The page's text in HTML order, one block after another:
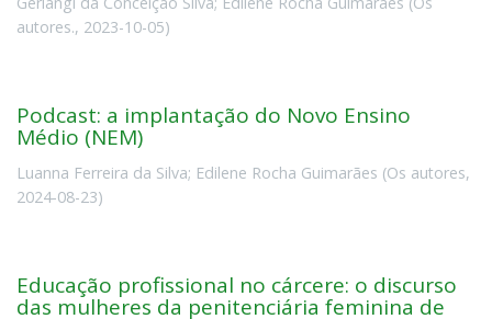
autores., 2023-10-05)
Podcast: a implantação do Novo Ensino
Médio (NEM)
Luanna Ferreira da Silva; Edilene Rocha Guimarães (Os autores,
2024-08-23)
Educação profissional no cárcere: o discurso
das mulheres da penitenciária feminina de